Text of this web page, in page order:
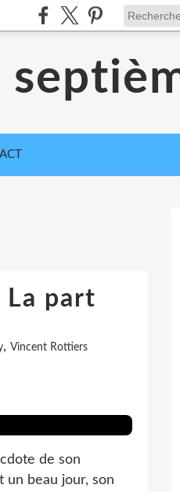
La part
, Vincent Rottiers
de son
un beau jour, son